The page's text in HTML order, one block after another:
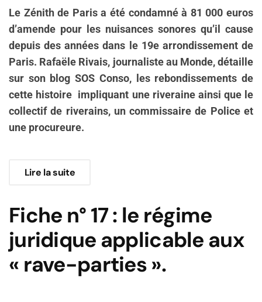
Le Zénith de Paris a été condamné à 81 000 euros
d’amende pour les nuisances sonores qu’il cause
depuis des années dans le 19e arrondissement de
Paris. Rafaële Rivais, journaliste au Monde, détaille
sur son blog SOS Conso, les rebondissements de
cette histoire impliquant une riveraine ainsi que le
collectif de riverains, un commissaire de Police et
une procureure.
Lire la suite
Fiche n° 17 : le régime
juridique applicable aux
« rave-parties ».